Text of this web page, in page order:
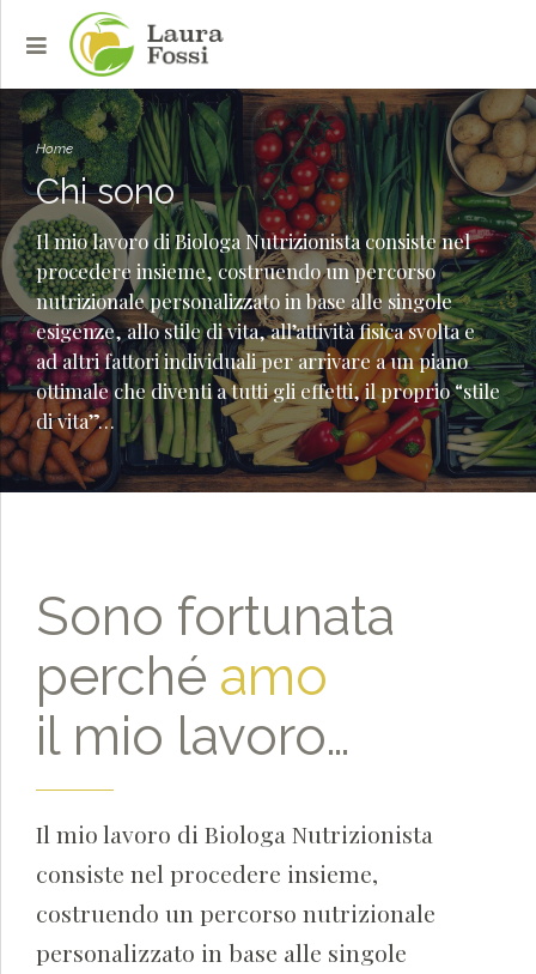
Home
Chi sono
Il mio lavoro di Biologa Nutrizionista consiste nel
procedere insieme, costruendo un percorso
nutrizionale personalizzato in base alle singole
esigenze, allo stile di vita, all’attività fisica svolta e
ad altri fattori individuali per arrivare a un piano
ottimale che diventi a tutti gli effetti, il proprio “stile
di vita”…
Sono fortunata
perché amo
il mio lavoro…
Il mio lavoro di Biologa Nutrizionista
consiste nel procedere insieme,
costruendo un percorso nutrizionale
personalizzato in base alle singole